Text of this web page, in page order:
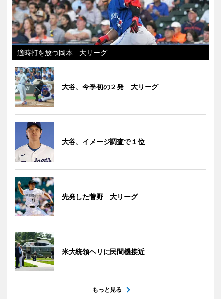
適時打を放つ岡本 大リーグ
大谷、今季初の２発 大リーグ
大谷、イメージ調査で１位
先発した菅野 大リーグ
米大統領ヘリに民間機接近
もっと見る